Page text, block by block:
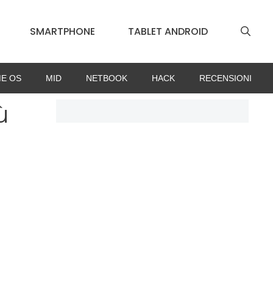
SMARTPHONE TABLET ANDROID
OS MID NETBOOK HACK RECENSIONI